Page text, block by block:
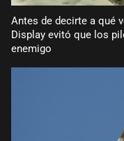
Antes de decirte a qué
Display evitó que los
enemigo